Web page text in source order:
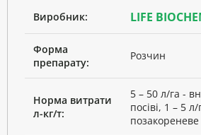
Виробник: LIFE
Форма
препарату:
Розчин
Норма витрати
л-кг/т:
5 – 50 л/га -
посіві, 1 – 5 л/